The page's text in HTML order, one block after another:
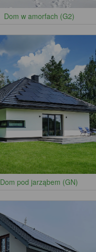
Dom w amorfach (G2)
Dom pod jarząbem (GN)